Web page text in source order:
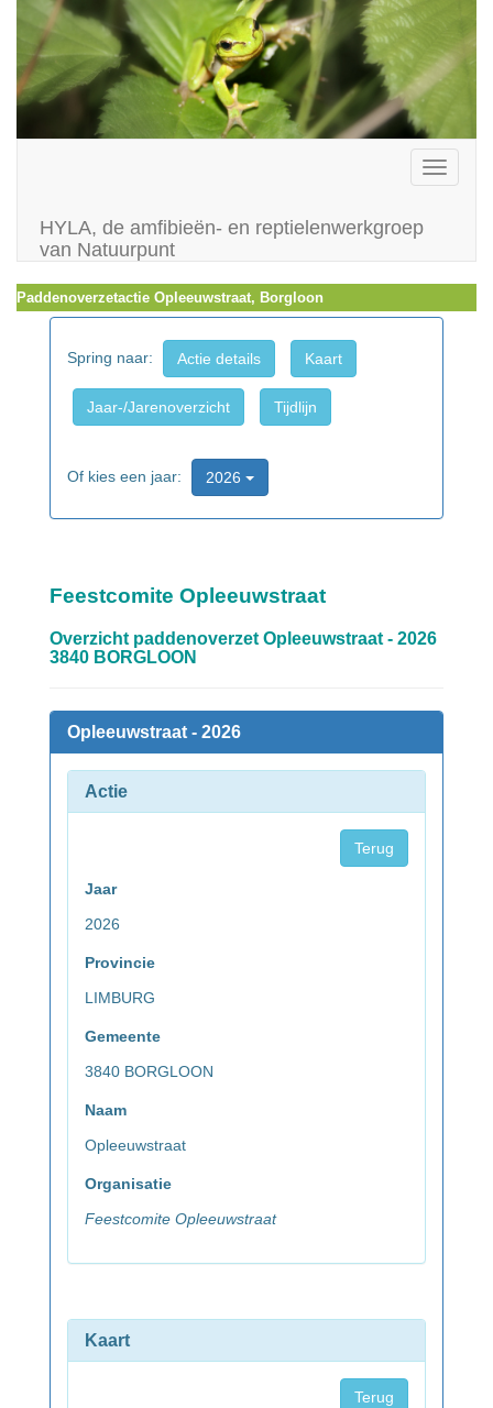
Toggle
HYLA, de amfibieën- en reptielenwerkgroep
van Natuurpunt
Paddenoverzetactie Opleeuwstraat, Borgloon
Spring naar: Actie details Kaart
Jaar-/Jarenoverzicht Tijdlijn
Of kies een jaar: 2026
Feestcomite Opleeuwstraat
Overzicht paddenoverzet Opleeuwstraat - 2026
3840 BORGLOON
Opleeuwstraat - 2026
Actie
Terug
Jaar
2026
Provincie
LIMBURG
Gemeente
3840 BORGLOON
Naam
Opleeuwstraat
Organisatie
Feestcomite Opleeuwstraat
Kaart
Terug